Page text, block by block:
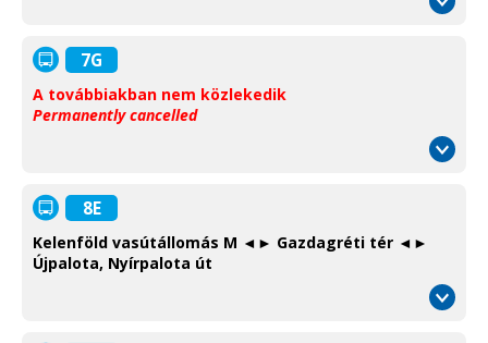
7G
A továbbiakban nem közlekedik
Permanently cancelled
8E
Kelenföld vasútállomás M ◄► Gazdagréti tér ◄►
Újpalota, Nyírpalota út